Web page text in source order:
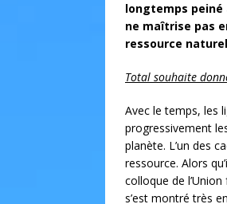
longtemps peiné
ne maîtrise pas
ressource
Total souhaite
Avec le temps, les
progressivement
planète. L’un des
ressource. Alors
colloque de
s’est montré très